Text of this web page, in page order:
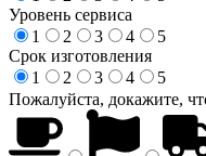
Уровень сервиса
1
2 3 4
5
Срок изготовления
1
2 3 4
5
Пожалуйста, докажите,